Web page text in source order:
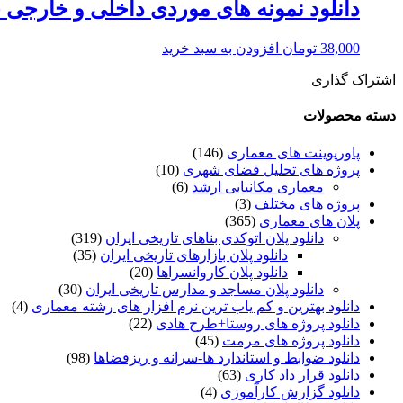
دانلود نمونه های موردی داخلی و خارجی
38,000 تومان افزودن به سبد خرید
اشتراک گذاری
دسته محصولات
پاورپوینت های معماری (146)
پروژه های تحلیل فضای شهری (10)
معماری مکانیابی ارشد (6)
پروژه های مختلف (3)
پلان های معماری (365)
دانلود پلان اتوکدی بناهای تاریخی ایران (319)
دانلود پلان بازارهای تاریخی ایران (35)
دانلود پلان کاروانسراها (20)
دانلود پلان مساجد و مدارس تاریخی ایران (30)
دانلود بهترین و کم یاب ترین نرم افزار های رشته معماری (4)
دانلود پروژه های روستا+طرح هادی (22)
دانلود پروژه های مرمت (45)
دانلود ضوابط و استاندارد ها-سرانه و ریزفضاها (98)
دانلود قرار داد کاری (63)
دانلود گزارش کارآموزی (4)